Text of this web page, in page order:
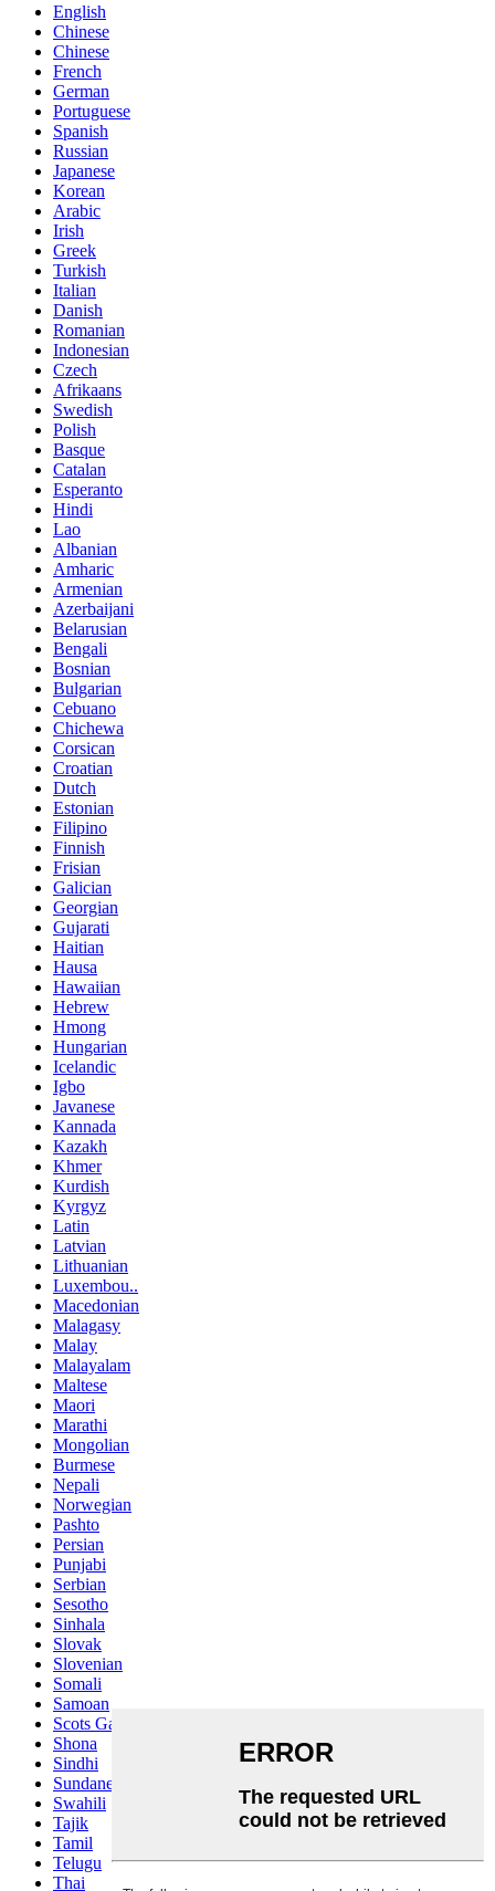
English
Chinese
Chinese
French
German
Portuguese
Spanish
Russian
Japanese
Korean
Arabic
Irish
Greek
Turkish
Italian
Danish
Romanian
Indonesian
Czech
Afrikaans
Swedish
Polish
Basque
Catalan
Esperanto
Hindi
Lao
Albanian
Amharic
Armenian
Azerbaijani
Belarusian
Bengali
Bosnian
Bulgarian
Cebuano
Chichewa
Corsican
Croatian
Dutch
Estonian
Filipino
Finnish
Frisian
Galician
Georgian
Gujarati
Haitian
Hausa
Hawaiian
Hebrew
Hmong
Hungarian
Icelandic
Igbo
Javanese
Kannada
Kazakh
Khmer
Kurdish
Kyrgyz
Latin
Latvian
Lithuanian
Luxembou..
Macedonian
Malagasy
Malay
Malayalam
Maltese
Maori
Marathi
Mongolian
Burmese
Nepali
Norwegian
Pashto
Persian
Punjabi
Serbian
Sesotho
Sinhala
Slovak
Slovenian
Somali
Samoan
Scots Gaelic
Shona
Sindhi
Sundanese
Swahili
Tajik
Tamil
Telugu
Thai